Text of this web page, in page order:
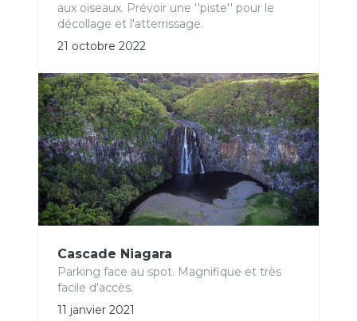
aux oiseaux. Prévoir une ''piste'' pour le
décollage et l'atterrissage.
21 octobre 2022
Cascade Niagara
Parking face au spot. Magnifique et très
facile d'accès.
11 janvier 2021